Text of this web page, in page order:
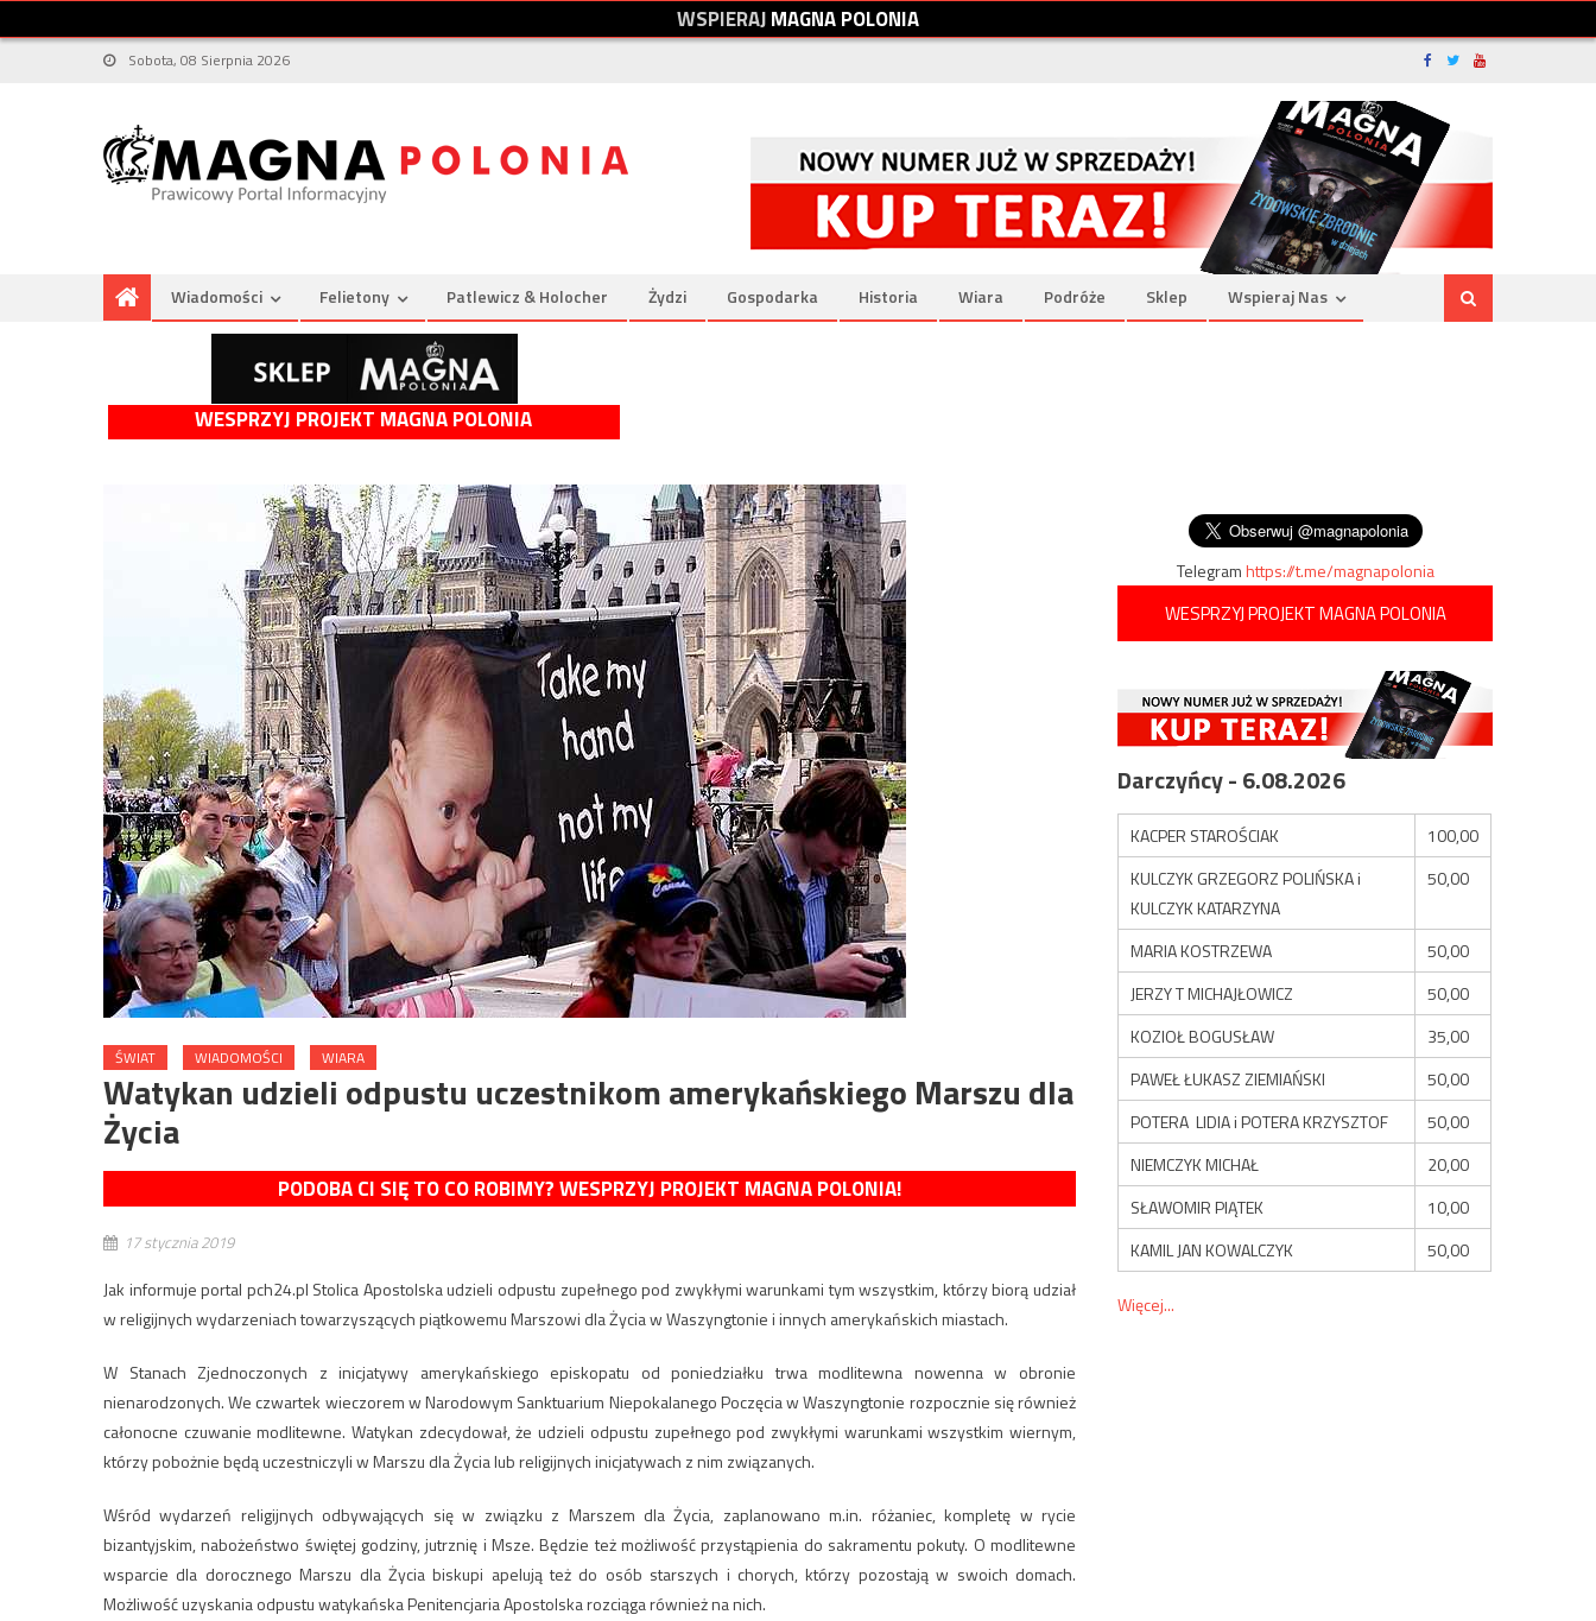
WSPIERAJMAGNAPOLONIA
Sobota, 08 Sierpnia 2026
Wiadomości Felietony Patlewicz & Holocher Żydzi Gospodarka Historia Wiara Podróże Sklep Wspieraj Nas
WESPRZYJ PROJEKT MAGNA POLONIA
ŚWIAT WIADOMOŚCI WIARA
Watykan udzieli odpustu uczestnikom amerykańskiego Marszu dla
Życia
PODOBA CI SIĘ TO CO ROBIMY? WESPRZYJ PROJEKT MAGNA POLONIA!
17 stycznia 2019
Jak informuje portal pch24.pl Stolica Apostolska udzieli odpustu zupełnego pod zwykłymi warunkami tym wszystkim, którzy biorą udział
w religijnych wydarzeniach towarzyszących piątkowemu Marszowi dla Życia w Waszyngtonie i innych amerykańskich miastach.
W Stanach Zjednoczonych z inicjatywy amerykańskiego episkopatu od poniedziałku trwa modlitewna nowenna w obronie
nienarodzonych. We czwartek wieczorem w Narodowym Sanktuarium Niepokalanego Poczęcia w Waszyngtonie rozpocznie się również
całonocne czuwanie modlitewne. Watykan zdecydował, że udzieli odpustu zupełnego pod zwykłymi warunkami wszystkim wiernym,
którzy pobożnie będą uczestniczyli w Marszu dla Życia lub religijnych inicjatywach z nim związanych.
Wśród wydarzeń religijnych odbywających się w związku z Marszem dla Życia, zaplanowano m.in. różaniec, kompletę w rycie
bizantyjskim, nabożeństwo świętej godziny, jutrznię i Msze. Będzie też możliwość przystąpienia do sakramentu pokuty. O modlitewne
wsparcie dla dorocznego Marszu dla Życia biskupi apelują też do osób starszych i chorych, którzy pozostają w swoich domach.
Możliwość uzyskania odpustu watykańska Penitencjaria Apostolska rozciąga również na nich.
Telegramhttps://t.me/magnapolonia
WESPRZYJ PROJEKT MAGNA POLONIA
Darczyńcy - 6.08.2026
KACPER STAROŚCIAK
100,00
KULCZYK GRZEGORZ POLIŃSKA i
KULCZYK KATARZYNA
50,00
MARIA KOSTRZEWA
50,00
JERZY T MICHAJŁOWICZ
50,00
KOZIOŁ BOGUSŁAW
35,00
PAWEŁ ŁUKASZ ZIEMIAŃSKI
50,00
POTERA LIDIA i POTERA KRZYSZTOF
50,00
NIEMCZYK MICHAŁ
20,00
SŁAWOMIR PIĄTEK
10,00
KAMIL JAN KOWALCZYK
50,00
Więcej...